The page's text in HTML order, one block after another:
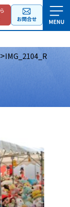
>IMG_2104_R